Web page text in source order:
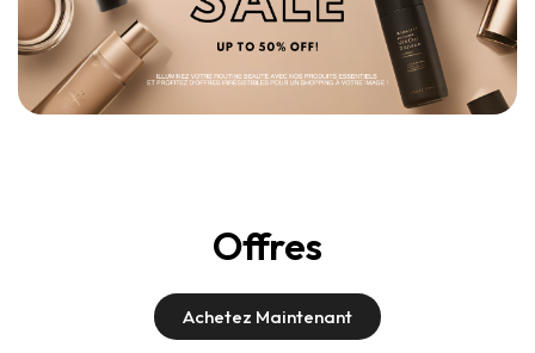
Offres
Achetez Maintenant